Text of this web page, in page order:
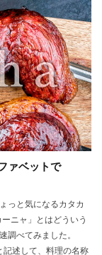
ァベットで
っと気になるカタカ
ニャ」とはどういう
調べてみました。
記述して、料理の名称